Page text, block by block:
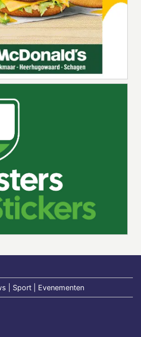
| Sport | Evenementen